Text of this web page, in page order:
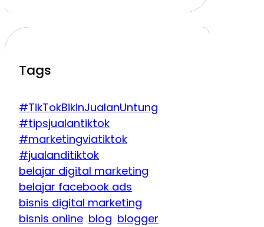
Tags
#TikTokBikinJualanUntung
#tipsjualantiktok
#marketingviatiktok
#jualanditiktok
belajar digital marketing
belajar facebook ads
bisnis digital marketing
bisnis online blog blogger